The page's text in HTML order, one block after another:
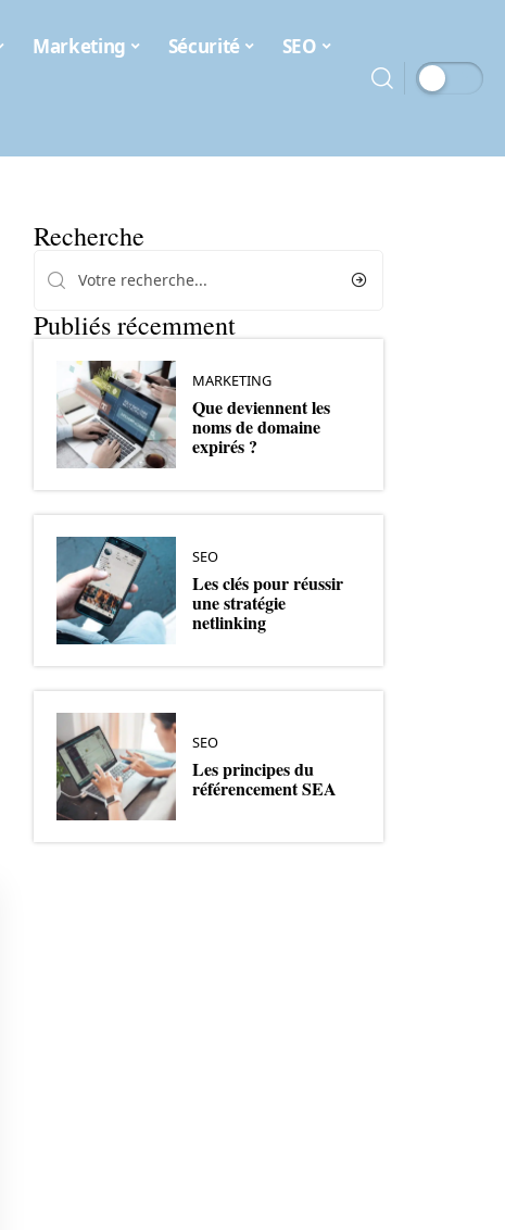
Marketing Sécurité SEO
Recherche
Publiés récemment
MARKETING
Que deviennent les
noms de domaine
expirés ?
SEO
Les clés pour réussir
une stratégie
netlinking
SEO
Les principes du
référencement SEA